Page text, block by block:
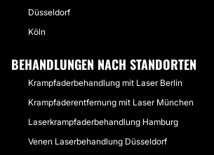
Düsseldorf
Köln
BEHANDLUNGEN NACH STANDORTEN
Krampfaderbehandlung mit Laser Berlin
Krampfaderentfernung mit Laser München
Laserkrampfaderbehandlung Hamburg
Venen Laserbehandlung Düsseldorf